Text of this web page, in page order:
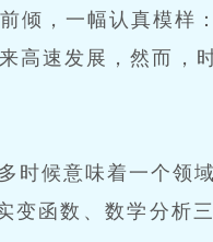
倾，一幅认真模样
高速发展，然而，
时候意味着一个领
函数、数学分析